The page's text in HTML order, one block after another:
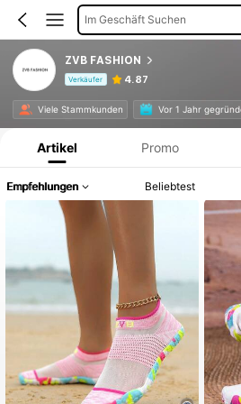
Im Geschäft Suchen
ZVB FASHION
Verkäufer 4.87
Viele Stammkunden Vor 1 Jahr
Produktinformation: Preisangabe, Verkaufs-
Artikel Promo
Empfehlungen Beliebtest